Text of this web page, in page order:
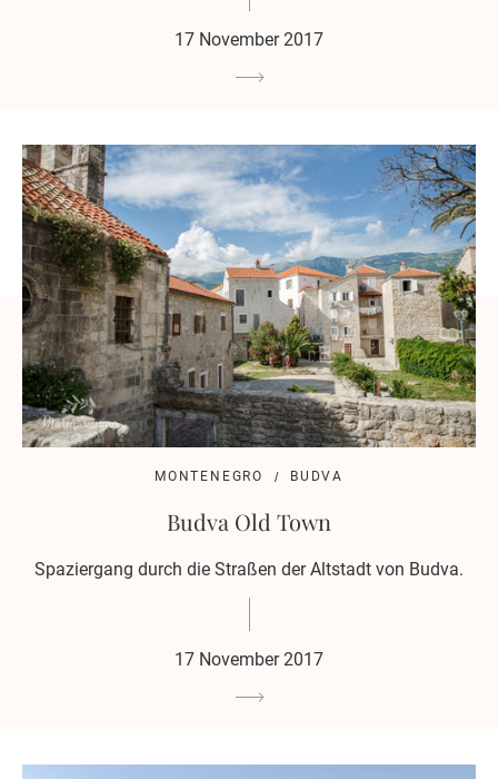
17 November 2017
MONTENEGRO BUDVA
Budva Old Town
Spaziergang durch die Straßen der Altstadt von Budva.
17 November 2017